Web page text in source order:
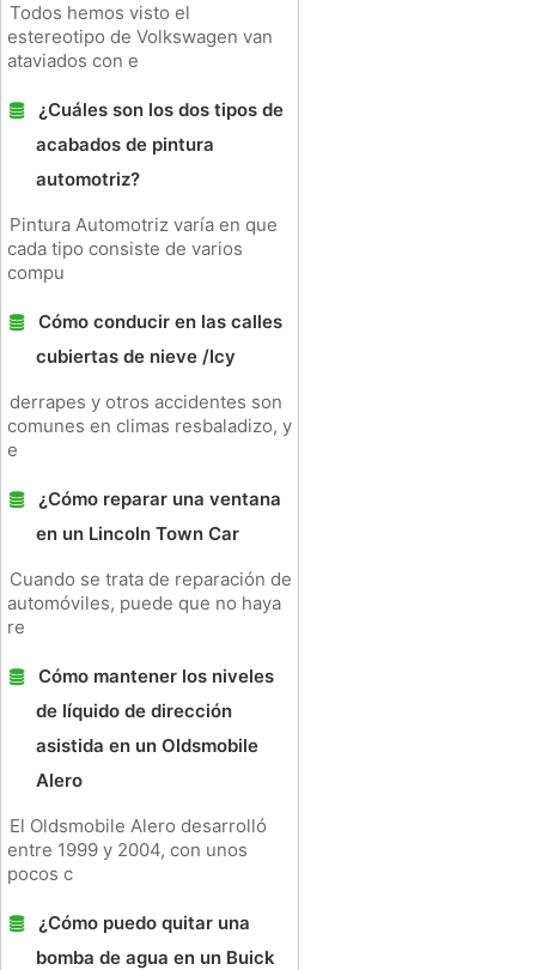
Todos hemos visto el
estereotipo de Volkswagen van
ataviados con e
¿Cuáles son los dos tipos de
acabados de pintura
automotriz?
Pintura Automotriz varía en que
cada tipo consiste de varios
compu
Cómo conducir en las calles
cubiertas de nieve /Icy
derrapes y otros accidentes son
comunes en climas resbaladizo, y
e
¿Cómo reparar una ventana
en un Lincoln Town Car
Cuando se trata de reparación de
automóviles, puede que no haya
re
Cómo mantener los niveles
de líquido de dirección
asistida en un Oldsmobile
Alero
El Oldsmobile Alero desarrolló
entre 1999 y 2004, con unos
pocos c
¿Cómo puedo quitar una
bomba de agua en un Buick